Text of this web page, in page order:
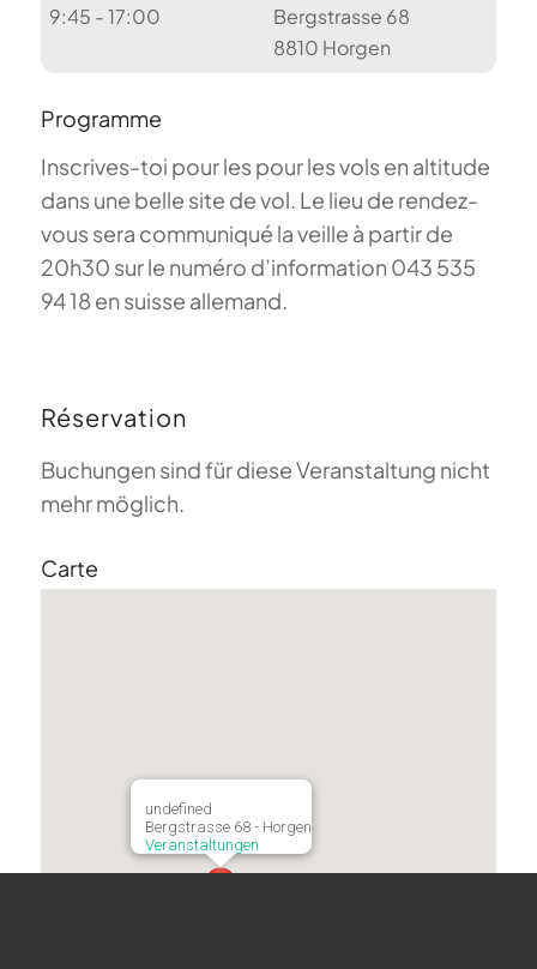
9:45 - 17:00
Bergstrasse 68
8810 Horgen
Programme
Inscrives-toi pour les pour les vols en altitude
dans une belle site de vol. Le lieu de rendez-
vous sera communiqué la veille à partir de
20h30 sur le numéro d’information 043 535
94 18 en suisse allemand.
Réservation
Buchungen sind für diese Veranstaltung nicht
mehr möglich.
Carte
undefined
Bergstrasse 68 - Horgen
Veranstaltungen